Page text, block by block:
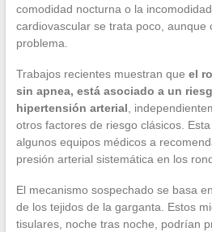
comodidad nocturna o la
cardiovascular se trata poco, aunque
problema.
Trabajos recientes muestran que el
sin apnea, está asociado a un
hipertensión arterial,
otros factores de riesgo clásicos.
algunos equipos médicos a
presión arterial sistemática en los
El mecanismo sospechado se basa
de los tejidos de la garganta. Estos
tisulares, noche tras noche, podrían